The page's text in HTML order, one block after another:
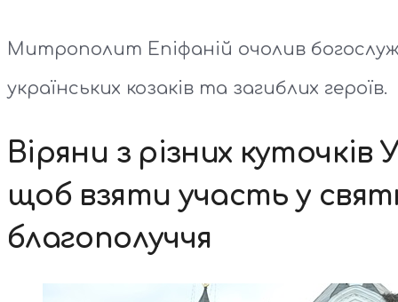
Митрополит Епіфаній очолив
українських козаків та загиблих героїв.
Віряни з різних
щоб взяти участь у
благополуччя